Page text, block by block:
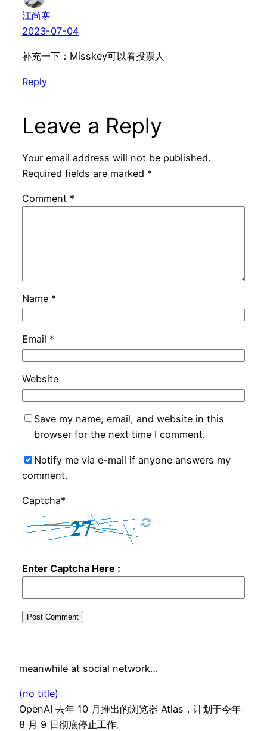
江尚寒
2023-07-04
补充一下：Misskey可以看投票人
Reply
Leave a Reply
Your email address will not be published.
Required fields are marked *
Comment *
Name *
Email *
Website
Save my name, email, and website in this
browser for the next time I comment.
Notify me via e-mail if anyone answers my
comment.
Captcha*
Enter Captcha Here :
meanwhile at social network…
(no title)
OpenAI 去年 10 月推出的浏览器 Atlas，计划于今年
8 月 9 日彻底停止工作。